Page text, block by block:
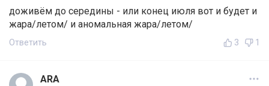
доживём до середины - или конец июля вот и будет и
жара/летом/ и аномальная жара/летом/
Ответить 3 1
ARA